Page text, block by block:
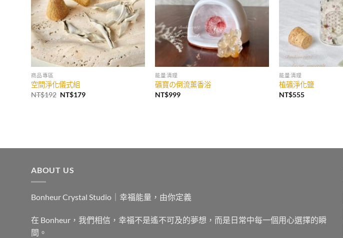
商品專區
空間淨化儀式組
NT$192 原
NT$179目
能量清理
礦寶の倒流薰香浴
NT$999
能量清理
植礦淨化鹽
NT$555
ABOUT US
Bonheur Crystal Studio｜幸福能量，由你定義
在 Bonheur，我們相信，幸福不是遙不可及的夢想，而是日常中每一個用心選擇的瞬
間。